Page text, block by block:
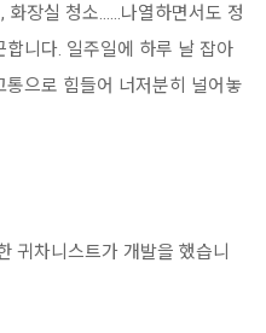
장실 청소......나열하면서도 정
니다. 일주일에 하루 날 잡아
으로 힘들어 너저분히 널어놓
귀차니스트가 개발을 했습니